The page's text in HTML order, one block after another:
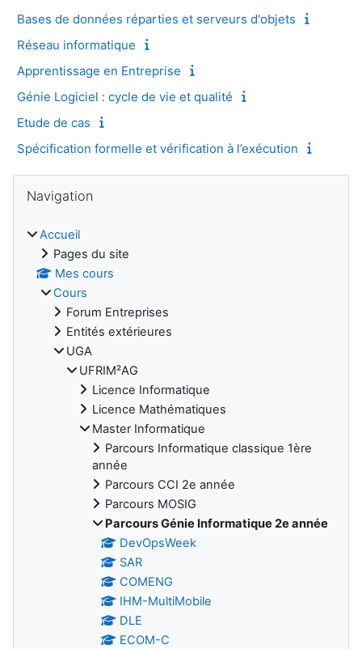
Bases de données réparties et serveurs d'objets
Réseau informatique
Apprentissage en Entreprise
Génie Logiciel : cycle de vie et qualité
Etude de cas
Spécification formelle et vérification à l’exécution
Blocs
Navigation
Accueil
Pages du site
Mes cours
Cours
Forum Entreprises
Entités extérieures
UGA
UFRIM²AG
Licence Informatique
Licence Mathématiques
Master Informatique
Parcours Informatique classique 1ère
année
Parcours CCI 2e année
Parcours MOSIG
Parcours Génie Informatique 2e année
DevOpsWeek
SAR
COMENG
IHM-MultiMobile
DLE
ECOM-C